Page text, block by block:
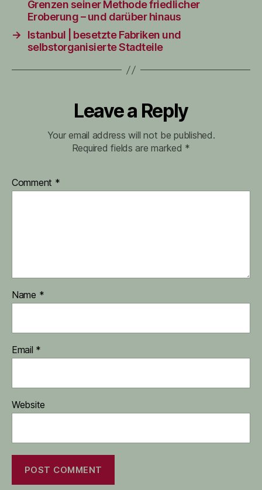
Grenzen seiner Methode friedlicher
Eroberung – und darüber hinaus
→
Istanbul | besetzte Fabriken und
selbstorganisierte Stadteile
Leave a Reply
Your email address will not be published.
Required fields are marked *
Comment *
Name *
Email *
Website